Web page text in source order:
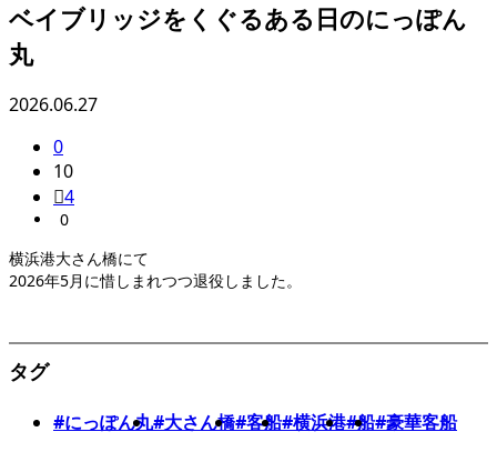
ベイブリッジをくぐるある日のにっぽん
丸
2026.06.27
0
10
4
0
横浜港大さん橋にて
2026年5月に惜しまれつつ退役しました。
タグ
#にっぽん丸#大さん橋#客船#横浜港#船#豪華客船